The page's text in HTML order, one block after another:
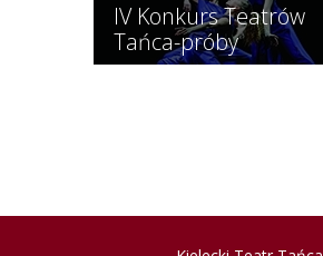
IV Konkurs Teatrów
Tańca-próby